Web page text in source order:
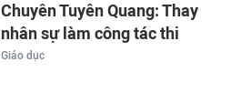
Chuyên Tuyên Quang: Thay
nhân sự làm công tác thi
Giáo dục